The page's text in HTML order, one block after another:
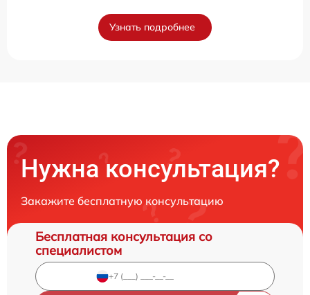
Узнать подробнее
Нужна консультация?
Закажите бесплатную консультацию
Бесплатная консультация со
специалистом